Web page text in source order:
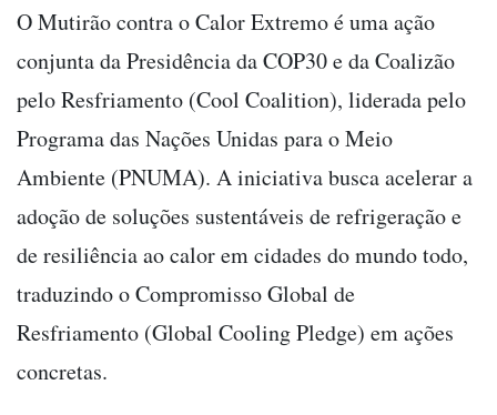
O Mutirão contra o Calor Extremo é uma ação
conjunta da Presidência da COP30 e da Coalizão
pelo Resfriamento (Cool Coalition), liderada pelo
Programa das Nações Unidas para o Meio
Ambiente (PNUMA). A iniciativa busca acelerar a
adoção de soluções sustentáveis de refrigeração e
de resiliência ao calor em cidades do mundo todo,
traduzindo o Compromisso Global de
Resfriamento (Global Cooling Pledge) em ações
concretas.